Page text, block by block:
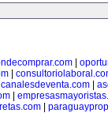
|
canalesdeventa.com|
|